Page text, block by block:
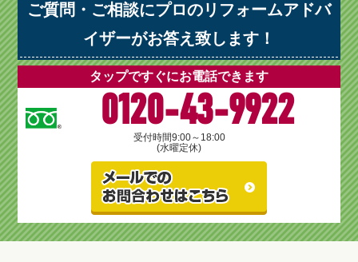
ご質問・ご相談にプロのリフォームアドバ
イザーがお答え致します！
タップですぐにお電話できます
0120-43-9922
受付時間9:00～18:00
(水曜定休)